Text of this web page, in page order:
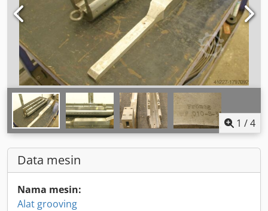
1 /4
Data mesin
Nama mesin:
Alat grooving